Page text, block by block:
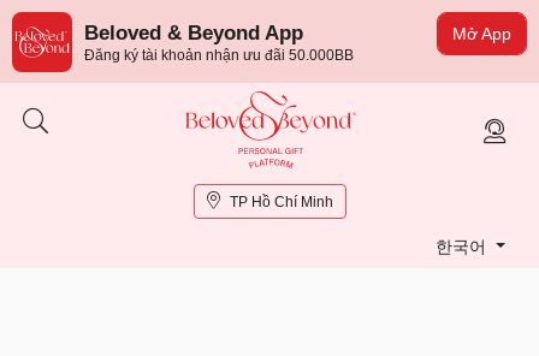
Mở App
Beloved & Beyond App
Đăng ký tài khoản nhận ưu đãi 50.000BB
TP Hồ Chí Minh
한국어